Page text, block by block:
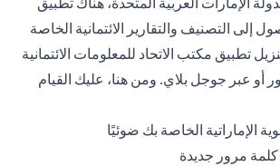
إلى التصنيف والتقارير الائتمانية الخاصة
تطبيق مكتب الاتحاد للمعلومات الائتمانية
أو عبر جوجل بلاي. ومن هنا، عليك القيام
الإماراتية الخاصة بك ضوئيًا
مرور جديدة